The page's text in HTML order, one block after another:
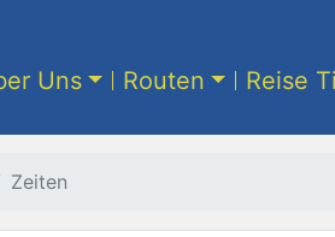
Uns Routen Reise
Zeiten